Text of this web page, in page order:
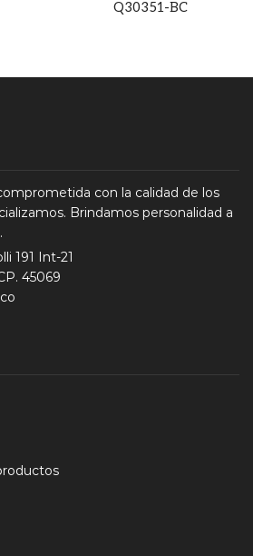
Q30351-BC
con la calidad de los
Brindamos personalidad a
191 Int-21
45069